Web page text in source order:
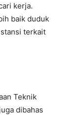
kerja.
baik duduk
terkait
Teknik
dibahas